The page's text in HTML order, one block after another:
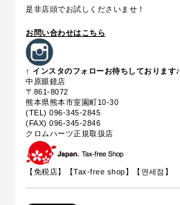
是非店頭でお試しくださいませ！
お問い合わせはこちら
↑ インスタのフォローお待ちしております♪
中原眼鏡店
〒861-8072
熊本県熊本市室園町10-30
(TEL) 096-345-2845
(FAX) 096-345-2846
クロムハーツ正規取扱店
【免税店】【Tax-free shop】【면세점】